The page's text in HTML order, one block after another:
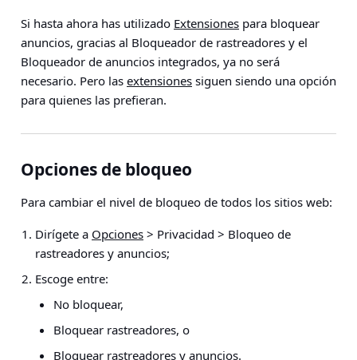
Si hasta ahora has utilizado Extensiones para bloquear
anuncios, gracias al Bloqueador de rastreadores y el
Bloqueador de anuncios integrados, ya no será
necesario. Pero las extensiones siguen siendo una opción
para quienes las prefieran.
Opciones de bloqueo
Para cambiar el nivel de bloqueo de todos los sitios web:
Dirígete a Opciones > Privacidad > Bloqueo de
rastreadores y anuncios;
Escoge entre:
No bloquear,
Bloquear rastreadores, o
Bloquear rastreadores y anuncios.